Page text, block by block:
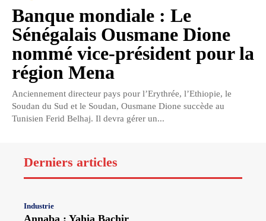
Banque mondiale : Le
Sénégalais Ousmane Dione
nommé vice-président pour la
région Mena
Anciennement directeur pays pour l’Erythrée, l’Ethiopie, le
Soudan du Sud et le Soudan, Ousmane Dione succède au
Tunisien Ferid Belhaj. Il devra gérer un...
Derniers articles
Industrie